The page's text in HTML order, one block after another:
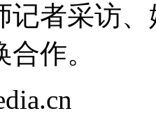
记者采访
作。